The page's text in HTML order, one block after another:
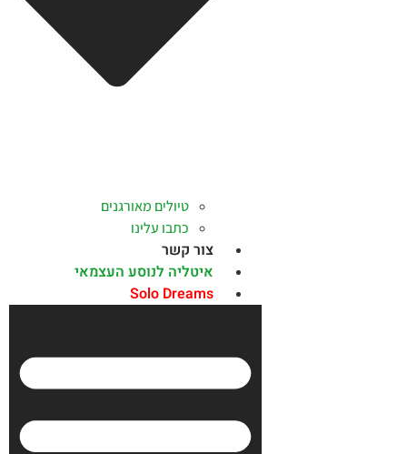
טיולים מאורגנים
כתבו עלינו
צור קשר
איטליה לנוסע העצמאי
Solo Dreams